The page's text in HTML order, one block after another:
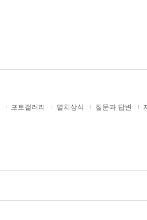
포토갤러리 멸치상식 질문과 답변